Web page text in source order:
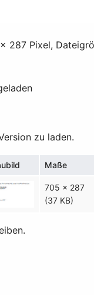
287 Pixel,
zu laden.
Maße
705 × 287
(37 KB)